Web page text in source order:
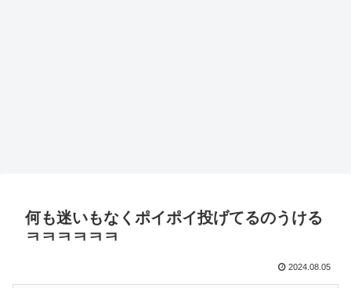
何も迷いもなくポイポイ投げてるのうける
ㅋㅋㅋㅋㅋㅋ
2024.08.05